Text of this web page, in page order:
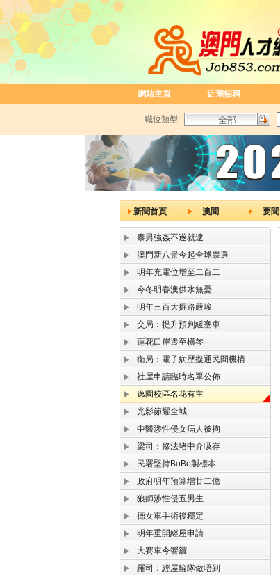
網站主頁 近期招聘
職位類型:
新聞首頁 澳聞 要聞
泰男強姦不遂就逮
澳門新八景今起全球票選
明年充電位增至二百二
今冬明春澳供水無憂
明年三百大掘路嚴峻
交局：提升預判緩塞車
蓮花口岸遷至橫琴
衛局：電子病歷擬通民間機構
社屋申請臨時名單公佈
逸園校區名花有主
光影節耀全城
中醫涉性侵女病人被拘
梁司：修法堵中介吸存
民署堅持BoBo製標本
政府明年預算增廿二億
狼師涉性侵五男生
德女車手術後穩定
明年重開經屋申請
大賽車今響鑼
羅司：經屋輪隊做唔到